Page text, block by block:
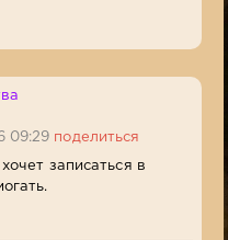
09:29 поделиться
записаться в